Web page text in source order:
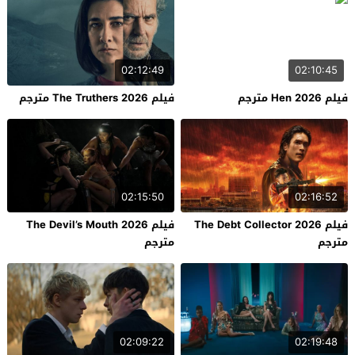
02:10:45
فيلم Hen 2026 مترجم
02:12:49
فيلم The Truthers 2026 مترجم
02:16:52
فيلم The Debt Collector 2026
مترجم
02:15:50
فيلم The Devil’s Mouth 2026
مترجم
02:19:48
02:09:22